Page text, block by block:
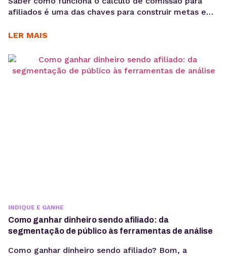
afiliados é uma das chaves para construir metas e
você vai aprender a calcular seus ganhos de forma
no Programa de Afiliados da KingHost. Lembra que
as comissões podem chegar a...
LER MAIS
INDIQUE E GANHE
Como ganhar dinheiro sendo afiliado: da
segmentação de público às ferramentas de análise
Como ganhar dinheiro sendo afiliado? Bom, a